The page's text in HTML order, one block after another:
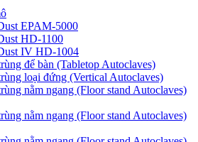
EPAM-5000
HD-1100
IV HD-1004
để bàn (Tabletop Autoclaves)
loại đứng (Vertical Autoclaves)
nằm ngang (Floor stand Autoclaves)
nằm ngang (Floor stand Autoclaves)